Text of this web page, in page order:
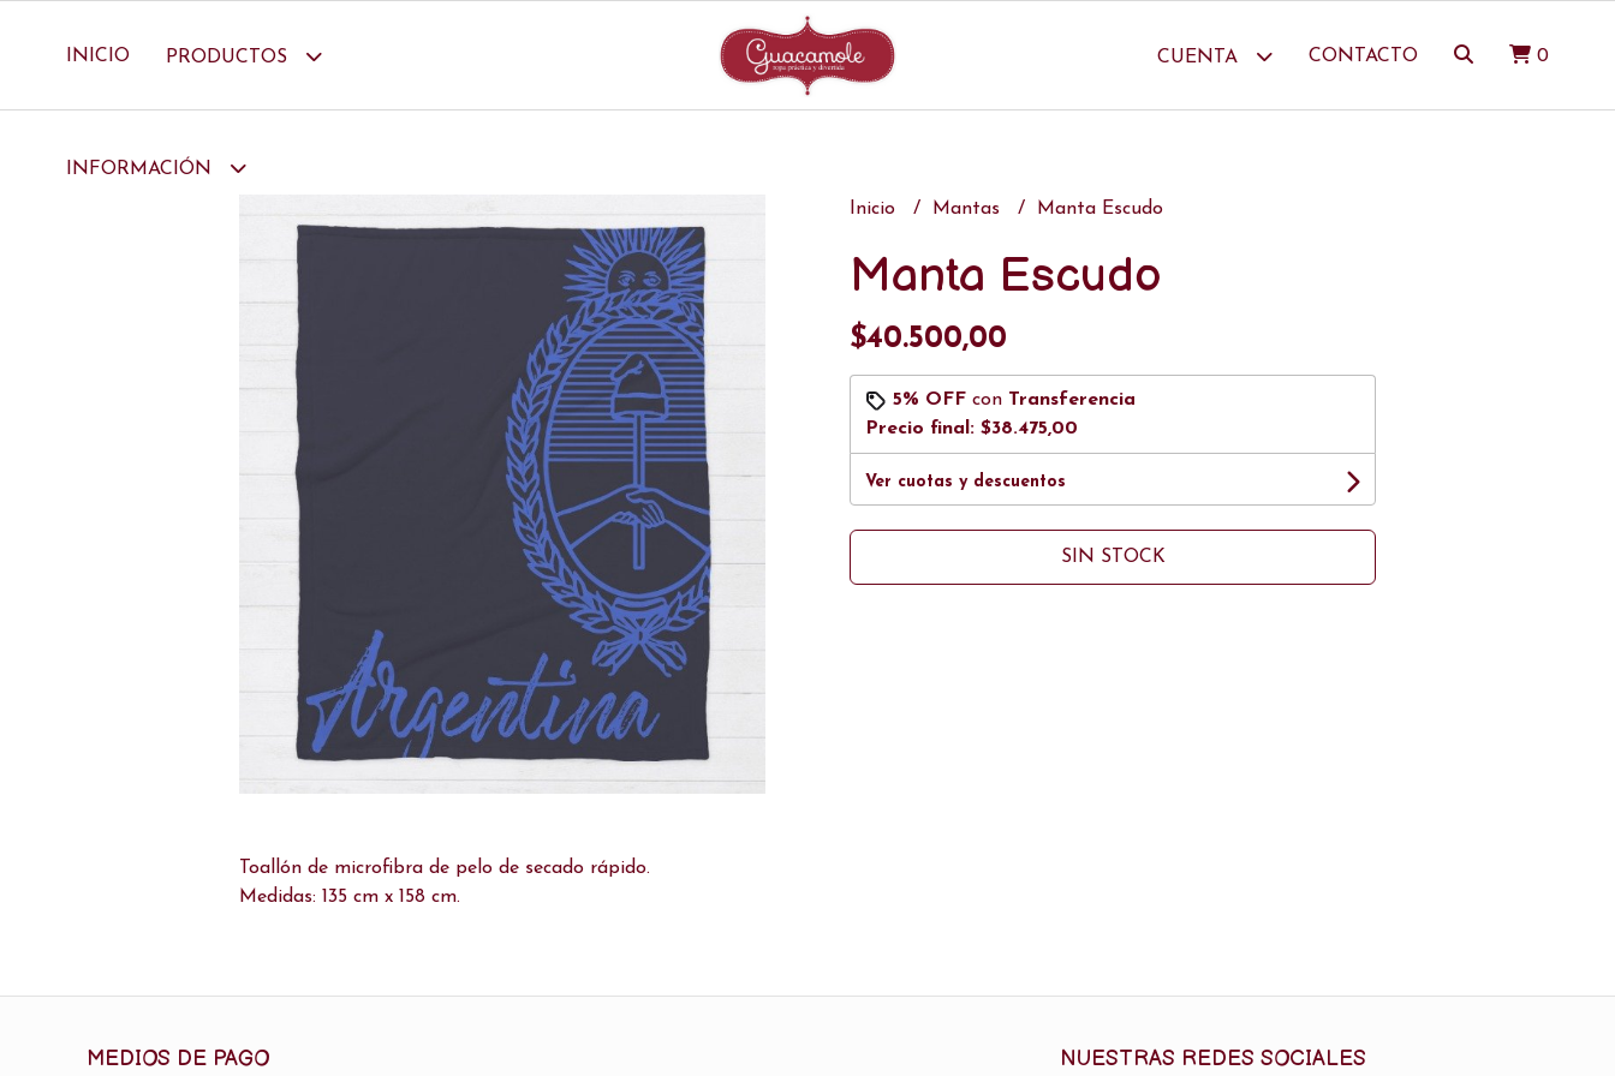
INICIO PRODUCTOS
INFORMACIÓN
CUENTA CONTACTO 0
Toallón de microfibra de pelo de secado rápido.
Medidas: 135 cm x 158 cm.
Inicio Mantas Manta Escudo
Manta Escudo
$40.500,00
5% OFF con Transferencia
Precio final: $38.475,00
Ver cuotas y descuentos
SIN STOCK
MEDIOS DE PAGO NUESTRAS REDES SOCIALES